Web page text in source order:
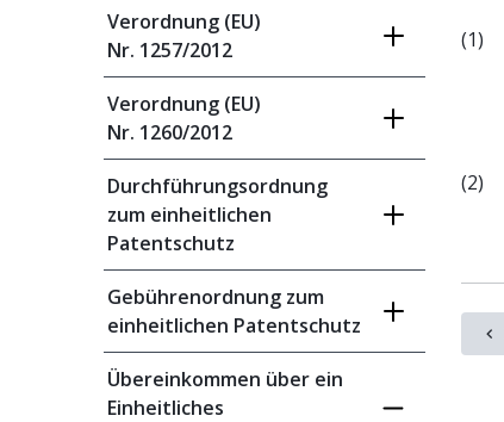
Verordnung (EU)
Nr. 1257/2012
Verordnung (EU)
Nr. 1260/2012
Durchführungsordnung
zum einheitlichen
Patentschutz
Gebührenordnung zum
einheitlichen Patentschutz
Übereinkommen über ein
Einheitliches
(1)
(2)